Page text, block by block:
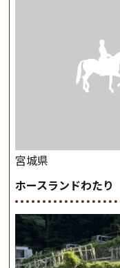
宮城県
ホースランドわたり